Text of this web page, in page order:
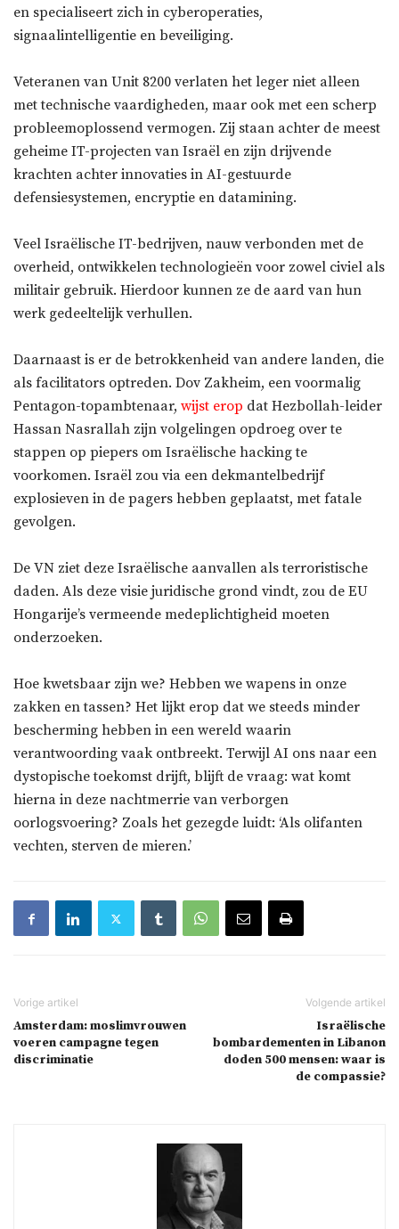
en specialiseert zich in cyberoperaties,
signaalintelligentie en beveiliging.
Veteranen van Unit 8200 verlaten het leger niet alleen
met technische vaardigheden, maar ook met een scherp
probleemoplossend vermogen. Zij staan achter de meest
geheime IT-projecten van Israël en zijn drijvende
krachten achter innovaties in AI-gestuurde
defensiesystemen, encryptie en datamining.
Veel Israëlische IT-bedrijven, nauw verbonden met de
overheid, ontwikkelen technologieën voor zowel civiel als
militair gebruik. Hierdoor kunnen ze de aard van hun
werk gedeeltelijk verhullen.
Daarnaast is er de betrokkenheid van andere landen, die
als facilitators optreden. Dov Zakheim, een voormalig
Pentagon-topambtenaar, wijst erop dat Hezbollah-leider
Hassan Nasrallah zijn volgelingen opdroeg over te
stappen op piepers om Israëlische hacking te
voorkomen. Israël zou via een dekmantelbedrijf
explosieven in de pagers hebben geplaatst, met fatale
gevolgen.
De VN ziet deze Israëlische aanvallen als terroristische
daden. Als deze visie juridische grond vindt, zou de EU
Hongarije’s vermeende medeplichtigheid moeten
onderzoeken.
Hoe kwetsbaar zijn we? Hebben we wapens in onze
zakken en tassen? Het lijkt erop dat we steeds minder
bescherming hebben in een wereld waarin
verantwoording vaak ontbreekt. Terwijl AI ons naar een
dystopische toekomst drijft, blijft de vraag: wat komt
hierna in deze nachtmerrie van verborgen
oorlogsvoering? Zoals het gezegde luidt: ‘Als olifanten
vechten, sterven de mieren.’
Amsterdam: moslimvrouwen
voeren campagne tegen
discriminatie
Israëlische
bombardementen in Libanon
doden 500 mensen: waar is
de compassie?